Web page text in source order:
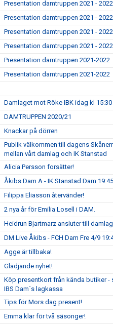
Presentation damtruppen 2021 - 2022
Presentation damtruppen 2021 - 2022
Presentation damtruppen 2021 - 2022
Presentation damtruppen 2021 - 2022
Presentation damtruppen 2021-2022
Presentation damtruppen 2021-2022
Damlaget mot Röke IBK idag kl 15:30
DAMTRUPPEN 2020/21
Knackar på dörren
Publik välkommen till dagens
mellan vårt damlag och IK Stanstad
Alicia Persson forsätter!
Åkibs Dam A - IK Stanstad Dam 19:45
Filippa Eliasson återvänder!
2 nya år för Emilia Losell i DAM.
Heidrun Bjartmarz ansluter till
DM Live Åkibs - FCH Dam Fre 4/9
Agge är tillbaka!
Glädjande nyhet!
Köp presentkort från kända butiker
IBS Dam´s lagkassa
Tips för Mors dag present!
Emma klar för två säsonger!